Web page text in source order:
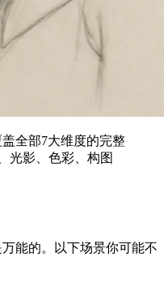
全部7大维度的完整
光影、色彩、构图
能的。以下场景你可能不